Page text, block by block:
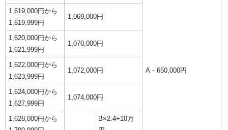
A－650,000円
1,619,000円から
1,619,999円
1,069,000円
1,620,000円から
1,621,999円
1,070,000円
1,622,000円から
1,623,999円
1,072,000円
1,624,000円から
1,627,999円
1,074,000円
1,628,000円から
B×2.4+10万